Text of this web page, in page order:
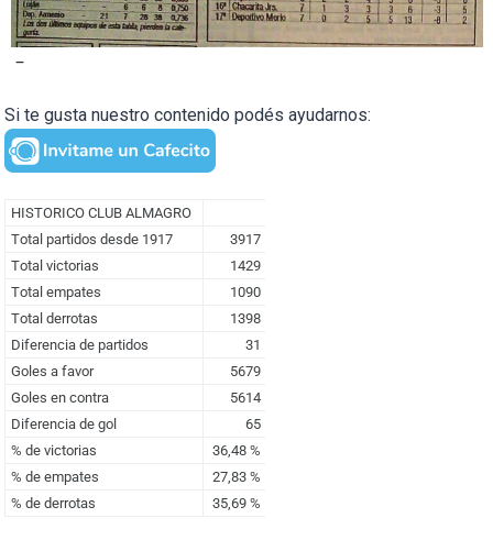
–
Si te gusta nuestro contenido podés ayudarnos: